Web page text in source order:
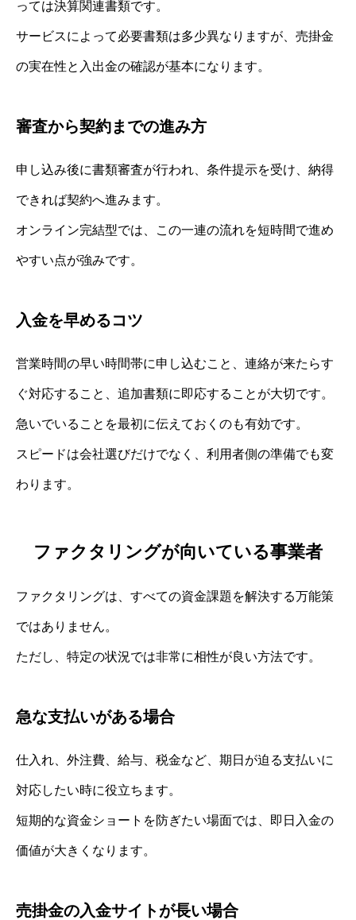
っては決算関連書類です。
サービスによって必要書類は多少異なりますが、売掛金
の実在性と入出金の確認が基本になります。
審査から契約までの進み方
申し込み後に書類審査が行われ、条件提示を受け、納得
できれば契約へ進みます。
オンライン完結型では、この一連の流れを短時間で進め
やすい点が強みです。
入金を早めるコツ
営業時間の早い時間帯に申し込むこと、連絡が来たらす
ぐ対応すること、追加書類に即応することが大切です。
急いでいることを最初に伝えておくのも有効です。
スピードは会社選びだけでなく、利用者側の準備でも変
わります。
ファクタリングが向いている事業者
ファクタリングは、すべての資金課題を解決する万能策
ではありません。
ただし、特定の状況では非常に相性が良い方法です。
急な支払いがある場合
仕入れ、外注費、給与、税金など、期日が迫る支払いに
対応したい時に役立ちます。
短期的な資金ショートを防ぎたい場面では、即日入金の
価値が大きくなります。
売掛金の入金サイトが長い場合